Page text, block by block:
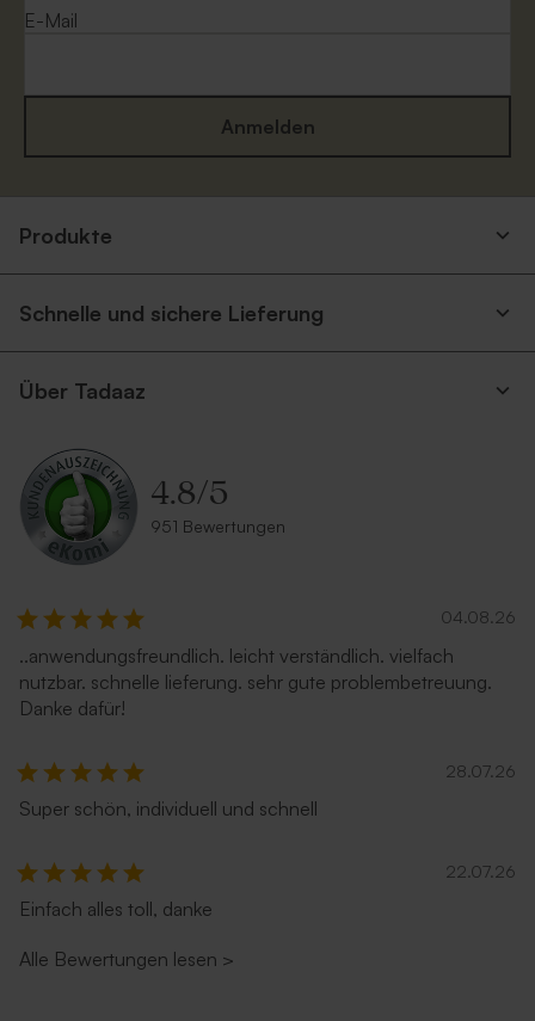
E-Mail
Anmelden
Produkte
Schnelle und sichere Lieferung
Über Tadaaz
4.8/5
951 Bewertungen
04.08.26
..anwendungsfreundlich. leicht verständlich. vielfach
nutzbar. schnelle lieferung. sehr gute problembetreuung.
Danke dafür!
28.07.26
Super schön, individuell und schnell
22.07.26
Einfach alles toll, danke
Alle Bewertungen lesen >